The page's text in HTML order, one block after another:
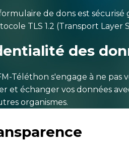
de dons est sécurisé
TLS 1.2 (Transport Layer
des
Téléthon s'engage à ne pas
et échanger vos données
organismes.